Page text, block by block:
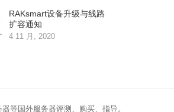
RAKsmart设备升级与线路
扩容通知
4 11 月, 2020
等国外服务器评测、购买、指导。